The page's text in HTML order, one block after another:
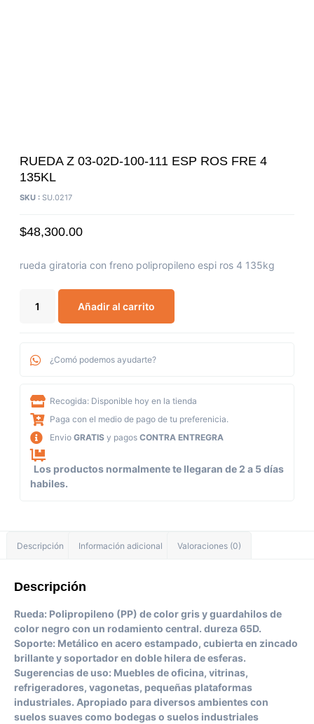
RUEDA Z 03-02D-100-111 ESP ROS FRE 4
135KL
SKU : SU.0217
$48,300.00
rueda giratoria con freno polipropileno espi ros 4 135kg
Añadir al carrito
¿Comó podemos ayudarte?
Recogida: Disponible hoy en la tienda
Paga con el medio de pago de tu preferenicia.
Envio GRATISy pagos CONTRA ENTREGRA
Los productos normalmente te llegaran de 2 a 5 días
habiles.
Descripción Información adicional Valoraciones (0)
Descripción
Rueda: Polipropileno (PP) de color gris y guardahilos de
color negro con un rodamiento central. dureza 65D.
Soporte: Metálico en acero estampado, cubierta en zincado
brillante y soportador en doble hilera de esferas.
Sugerencias de uso: Muebles de oficina, vitrinas,
refrigeradores, vagonetas, pequeñas plataformas
industriales. Apropiado para diversos ambientes con
suelos suaves como bodegas o suelos industriales